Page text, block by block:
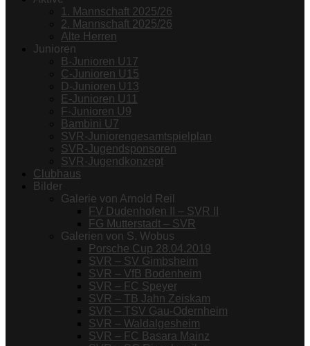
1. Mannschaft 2025/26
2. Mannschaft 2025/26
Alte Herren
Junioren
B-Junioren U17
C-Junioren U15
D-Junioren U13
E-Junioren U11
F-Junioren U9
Bambini U7
SVR-Juniorengesamtspielplan
SVR-Jugendsponsoren
SVR-Jugendkonzept
Clubhaus
Bilder
Galerie von Arnold Reil
FV Dudenhofen II – SVR II
FG Mutterstadt – SVR
Galerien von S. Wobus
Porsche Cup 28.04.2019
SVR – SV Gimbsheim
SVR – VfB Bodenheim
SVR – FC Speyer
SVR – TB Jahn Zeiskam
SVR – TSV Gau-Odernheim
SVR – Waldalgesheim
SVR – FC Basara Mainz